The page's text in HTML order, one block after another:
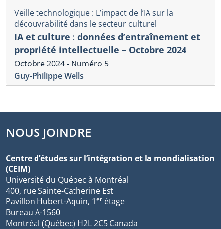
Veille technologique : L’impact de l’IA sur la
découvrabilité dans le secteur culturel
IA et culture : données d’entraînement et
propriété intellectuelle – Octobre 2024
Octobre 2024 - Numéro 5
Guy-Philippe Wells
NOUS JOINDRE
Centre d’études sur l’intégration et la mondialisation
(CEIM)
Université du Québec à Montréal
400, rue Sainte-Catherine Est
Pavillon Hubert-Aquin, 1er étage
Bureau A-1560
Montréal (Québec) H2L 2C5 Canada